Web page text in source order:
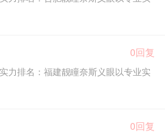
0回复
力排名：福建靓瞳奈斯义眼以专业实
0回复